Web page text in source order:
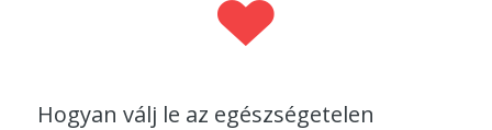
Hogyan válj le az egészségetelen